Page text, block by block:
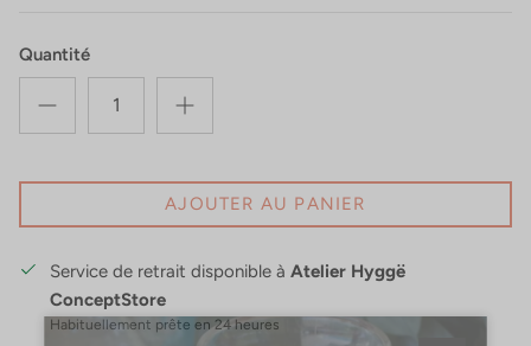
Quantité
AJOUTER AU PANIER
Service de retrait disponible à Atelier Hyggë
ConceptStore
Habituellement prête en 24 heures